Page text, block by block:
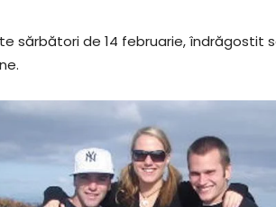
sărbători de 14 februarie, îndrăgostit